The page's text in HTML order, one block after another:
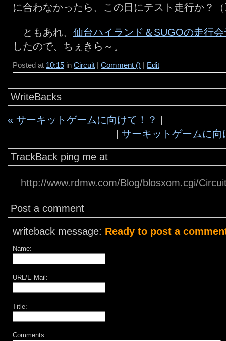
に合わなかったら、この日にテスト走行か？
ともあれ、 仙台ハイランド＆SUGOの走行
したので、ちぇきら～。
Posted at 10:15 in Circuit | Comment () | Edit
WriteBacks
« サーキットゲームに向けて！？
サーキットゲームに
TrackBack ping me at
http://www.rdmw.com/Blog/blosxom.cgi/
Post a comment
writeback message: Ready to post a
Name:
URL/E-Mail:
Title:
Comments: